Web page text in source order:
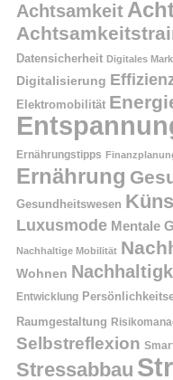
Achtsamkeit
Datensicherheit Digitales
Digitalisierung
Elektromobilität
Ernährungstipps
Ernährung
Gesundheitswesen
Luxusmode Mentale
Nachhaltige Mobilität
Wohnen
Entwicklung
Raumgestaltung
Selbstreflexion
Stressabbau